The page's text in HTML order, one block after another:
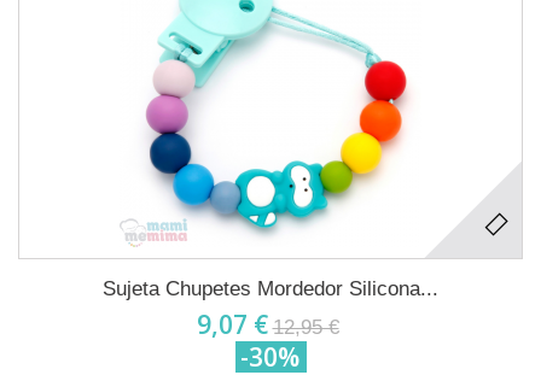
Sujeta Chupetes Mordedor Silicona...
9,07 € 12,95 €
-30%